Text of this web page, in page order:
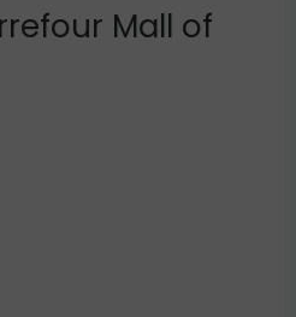
Mall of